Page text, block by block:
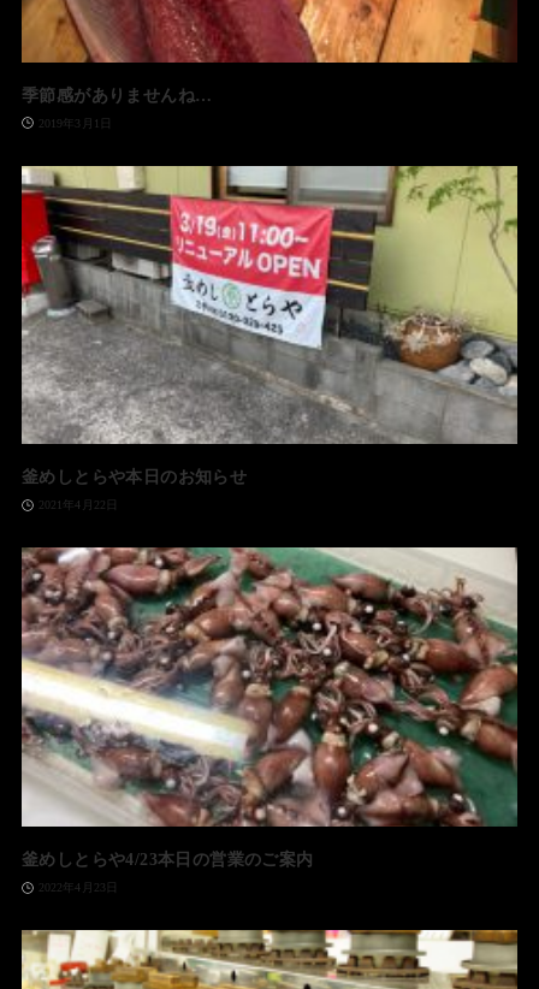
季節感がありませんね…
2019年3月1日
釜めしとらや本日のお知らせ
2021年4月22日
釜めしとらや4/23本日の営業のご案内
2022年4月23日